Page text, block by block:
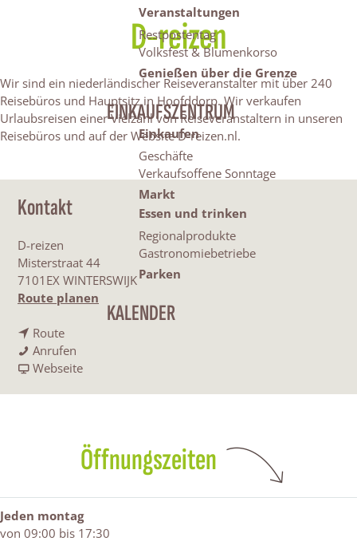
Veranstaltungen
Restpostentag
Volksfest & Blumenkorso
Genießen über die Grenze
EINKAUFSZENTRUM
Einkaufen
Geschäfte
Verkaufsoffene Sonntage
Markt
Essen und trinken
Regionalprodukte
Gastronomiebetriebe
Parken
KALENDER
D-reizen
Wir sind ein niederländischer Reiseveranstalter mit über 240
Reisebüros und Hauptsitz in Hoofddorp. Wir verkaufen
Urlaubsreisen einer Vielzahl von Reiseveranstaltern in unseren
Reisebüros und auf der Website D-reizen.nl.
Kontakt
D-reizen
Misterstraat 44
7101EX WINTERSWIJK
Route planen
e
n
Routeb
i
s
Anrufen
-
e
n
Webseitea
e
i
n
Öffnungszeiten
Jeden montag
von 09:00 bis 17:30